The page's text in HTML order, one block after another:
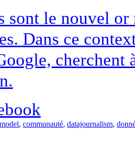
sont le nouvel
Dans ce
cherchent
, communauté, datajournalism,